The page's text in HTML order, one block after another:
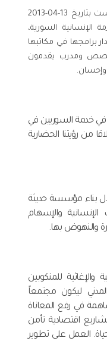
منظمة مجتمع مدني غير ربحبة تأسست بتاريخ 13-04-2013
الإنسانية السورية،
برامجها في مكاتبها
ومدرب يقدمون
وإحسان.
خدمة السوريين في
من رؤيتنا الحضارية
بناء مؤسسة حديثة
والإسهام
والنهوض بها.
للمنكوبين
ليكون مجتمعاً
في رفع المعاناة
اقتصادية تأمن
العمل على تطوير